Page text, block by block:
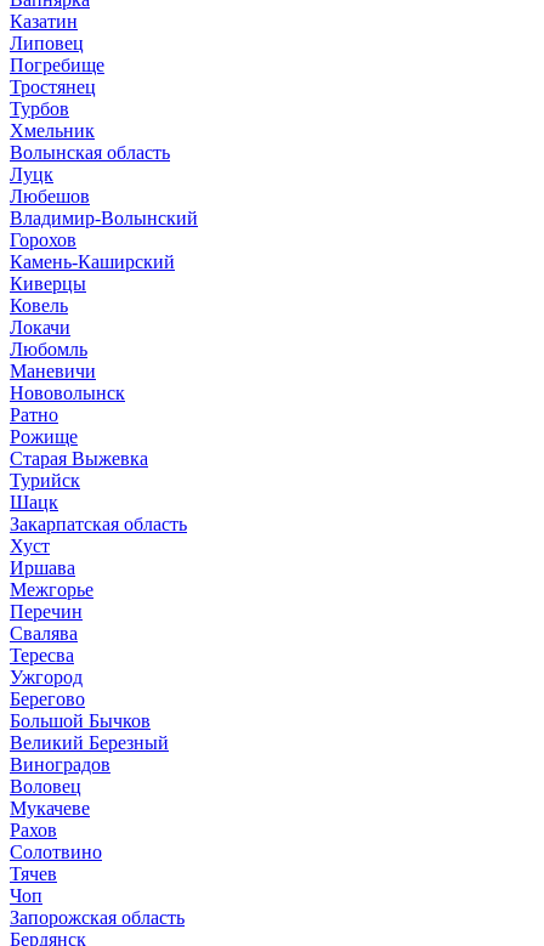
Казатин
Липовец
Погребище
Тростянец
Турбов
Хмельник
Волынская область
Луцк
Любешов
Владимир-Волынский
Горохов
Камень-Каширский
Киверцы
Ковель
Локачи
Любомль
Маневичи
Нововолынск
Ратно
Рожище
Старая Выжевка
Турийск
Шацк
Закарпатская область
Хуст
Иршава
Межгорье
Перечин
Свалява
Тересва
Ужгород
Берегово
Большой Бычков
Великий Березный
Виноградов
Воловец
Мукачеве
Рахов
Солотвино
Тячев
Чоп
Запорожская область
Бердянск